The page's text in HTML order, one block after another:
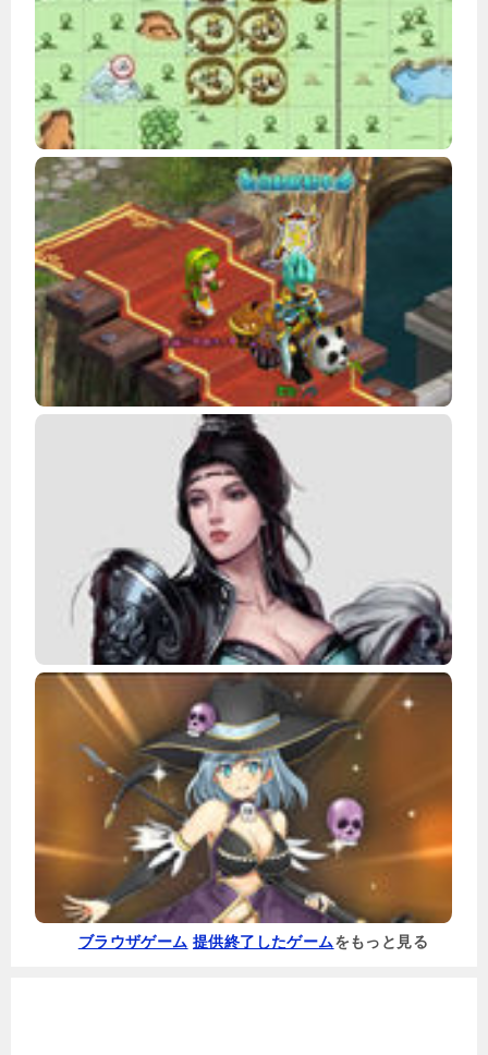
ブラウザゲーム 提供終了したゲームをもっと見る